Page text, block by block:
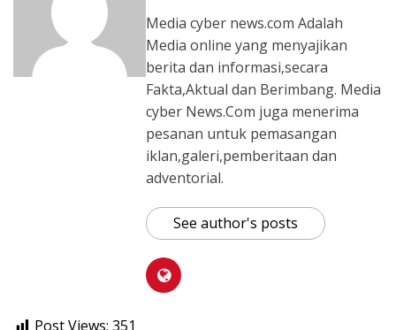
Media cyber news.com Adalah
Media online yang menyajikan
berita dan informasi,secara
Fakta,Aktual dan Berimbang. Media
cyber News.Com juga menerima
pesanan untuk pemasangan
iklan,galeri,pemberitaan dan
adventorial.
See author's posts
Post Views: 351